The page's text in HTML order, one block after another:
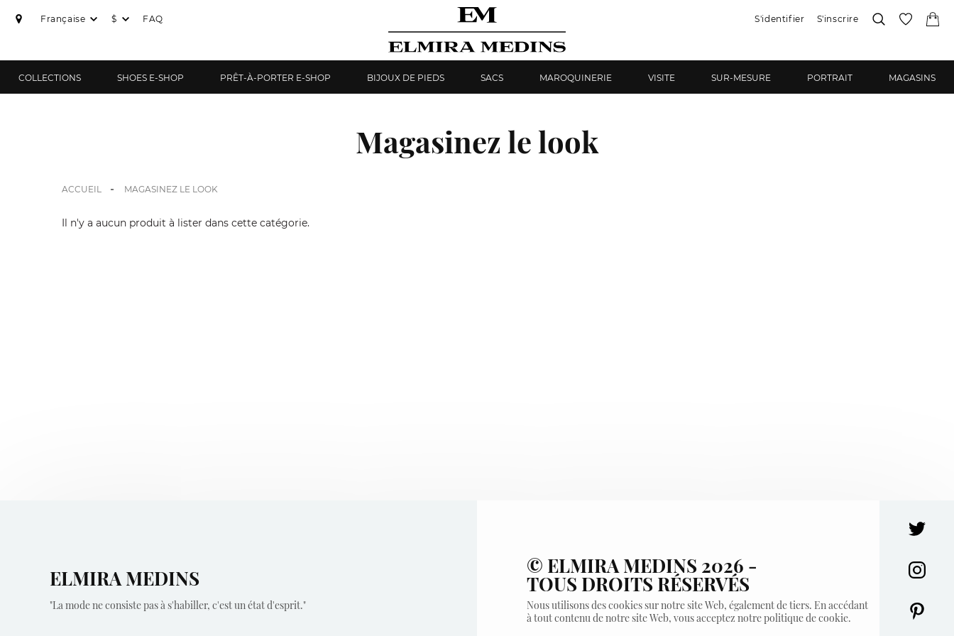
COLLECTIONS SHOES E-SHOP PRÊT-À-PORTER E-SHOP BIJOUX DE PIEDS SACS MAROQUINERIE VISITE SUR-MESURE PORTRAIT MAGASINS
Française $ FAQ S'identifier S'inscrire
Magasinez le look
ACCUEIL MAGASINEZ LE LOOK
Il n'y a aucun produit à lister dans cette catégorie.
ELMIRA MEDINS
"La mode ne consiste pas à s'habiller, c'est un état d'esprit."
© ELMIRA MEDINS 2026 -
TOUS DROITS RÉSERVÉS
Nous utilisons des cookies sur notre site Web, également de tiers. En accédant
à tout contenu de notre site Web, vous acceptez notre politique de cookie.